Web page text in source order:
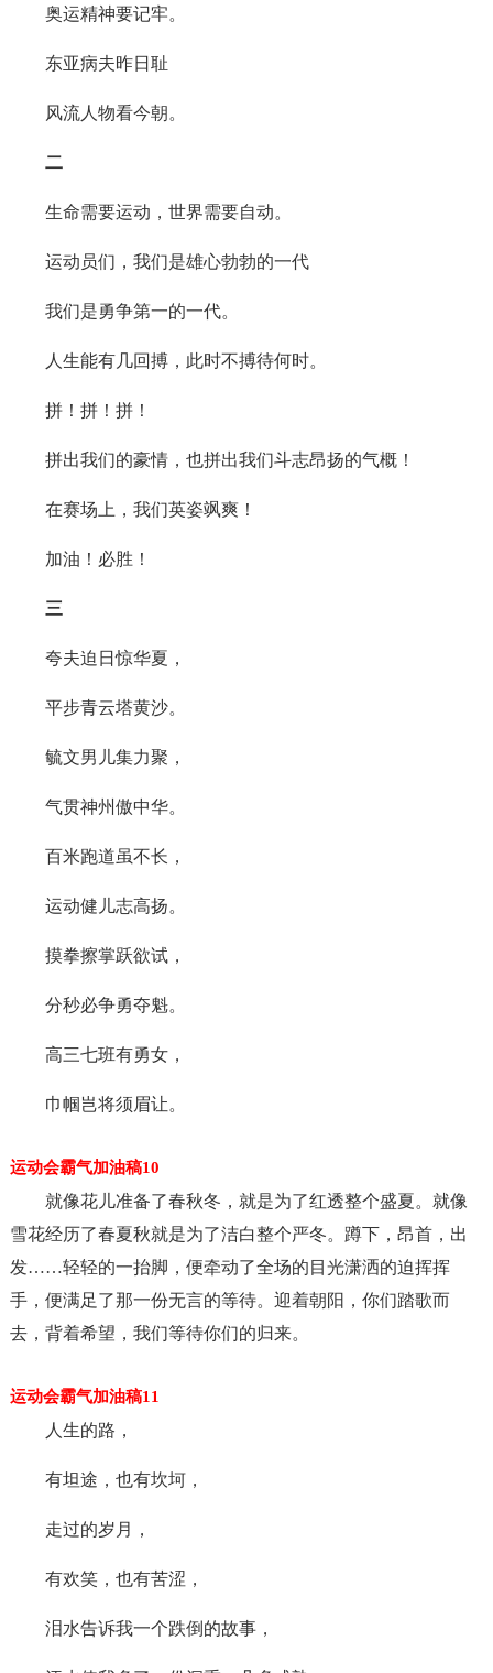
奥运精神要记牢。
东亚病夫昨日耻
风流人物看今朝。
二
生命需要运动，世界需要自动。
运动员们，我们是雄心勃勃的一代
我们是勇争第一的一代。
人生能有几回搏，此时不搏待何时。
拼！拼！拼！
拼出我们的豪情，也拼出我们斗志昂扬的气概！
在赛场上，我们英姿飒爽！
加油！必胜！
三
夸夫迫日惊华夏，
平步青云塔黄沙。
毓文男儿集力聚，
气贯神州傲中华。
百米跑道虽不长，
运动健儿志高扬。
摸拳擦掌跃欲试，
分秒必争勇夺魁。
高三七班有勇女，
巾帼岂将须眉让。
运动会霸气加油稿10
就像花儿准备了春秋冬，就是为了红透整个盛夏。就像
雪花经历了春夏秋就是为了洁白整个严冬。蹲下，昂首，出
发……轻轻的一抬脚，便牵动了全场的目光潇洒的迫挥挥
手，便满足了那一份无言的等待。迎着朝阳，你们踏歌而
去，背着希望，我们等待你们的归来。
运动会霸气加油稿11
人生的路，
有坦途，也有坎坷，
走过的岁月，
有欢笑，也有苦涩，
泪水告诉我一个跌倒的故事，